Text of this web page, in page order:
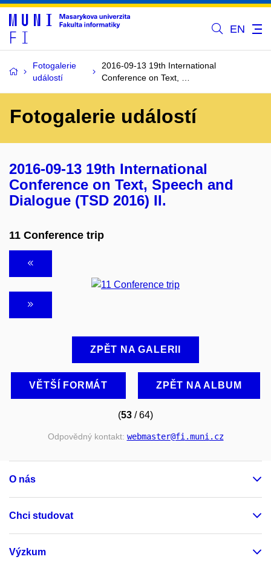
EN
Fotogalerie
událostí
2016-09-13 19th International
Conference on Text, …
Fotogalerie událostí
2016-09-13 19th International
Conference on Text, Speech and
Dialogue (TSD 2016) II.
11 Conference trip
ZPĚT NA GALERII
VĚTŠÍ FORMÁT ZPĚT NA ALBUM
(53 / 64)
Odpovědný kontakt: webmaster@fi.muni.cz
O nás
Chci studovat
Výzkum